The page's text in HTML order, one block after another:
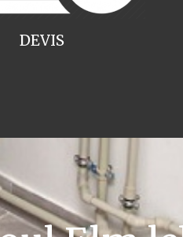
DEVIS